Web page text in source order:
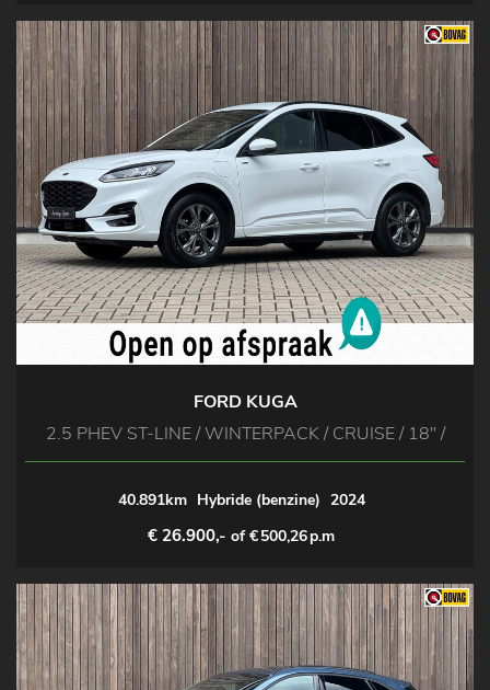
FORD KUGA
2.5 PHEV ST-LINE / WINTERPACK / CRUISE / 18'' /
40.891km Hybride (benzine) 2024
€ 26.900,- of €500,26p.m